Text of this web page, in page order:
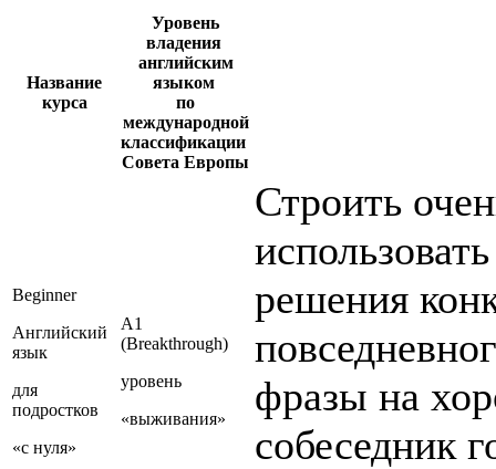
Название
курса
Уровень
владения
английским
языком
по
международной
классификации
Совета Европы
Beginner
Английский
язык
для
подростков
«с нуля»
A1
(Breakthrough)
уровень
«выживания»
Строить
решения
фразы на
собеседник